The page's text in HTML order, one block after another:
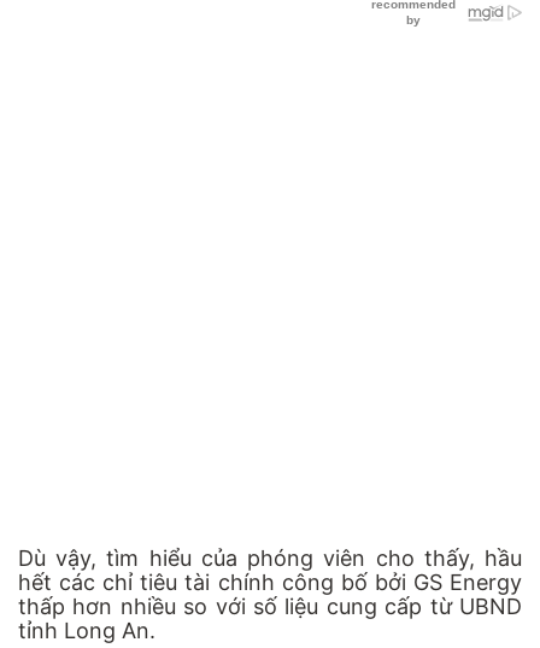
Dù vậy, tìm hiểu của phóng viên cho thấy, hầu
hết các chỉ tiêu tài chính công bố bởi GS Energy
thấp hơn nhiều so với số liệu cung cấp từ UBND
tỉnh Long An.